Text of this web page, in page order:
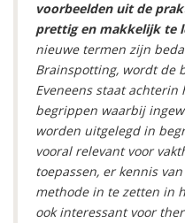
voorbeelden uit de
prettig en makkelijk te
nieuwe termen zijn
Brainspotting, wordt de
Eveneens staat
begrippen waarbij
worden uitgelegd in
vooral relevant voor
toepassen, er kennis
methode in te zetten in
ook interessant voor